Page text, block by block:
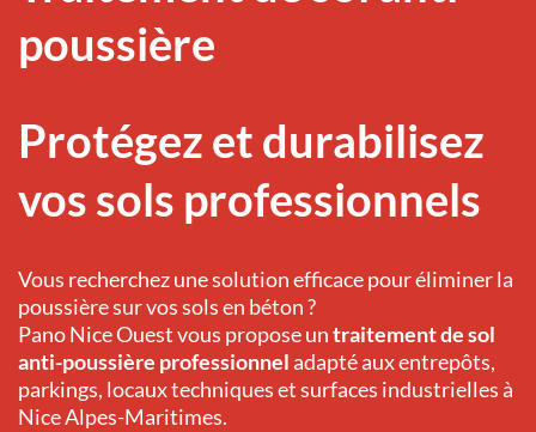
poussière
Protégez et durabilisez
vos sols professionnels
Vous recherchez une solution efficace pour éliminer la
poussière sur vos sols en béton ?
Pano Nice Ouest vous propose untraitement de sol
anti-poussière professionneladapté aux entrepôts,
parkings, locaux techniques et surfaces industrielles à
Nice Alpes-Maritimes.